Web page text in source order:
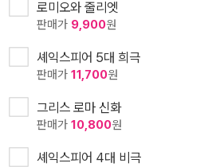
로미오와 줄리엣
판매가 9,900원
셰익스피어 5대 희극
판매가 11,700원
그리스 로마 신화
판매가 10,800원
셰익스피어 4대 비극